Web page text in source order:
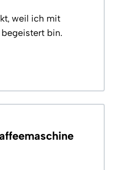
weil ich mit
bin.